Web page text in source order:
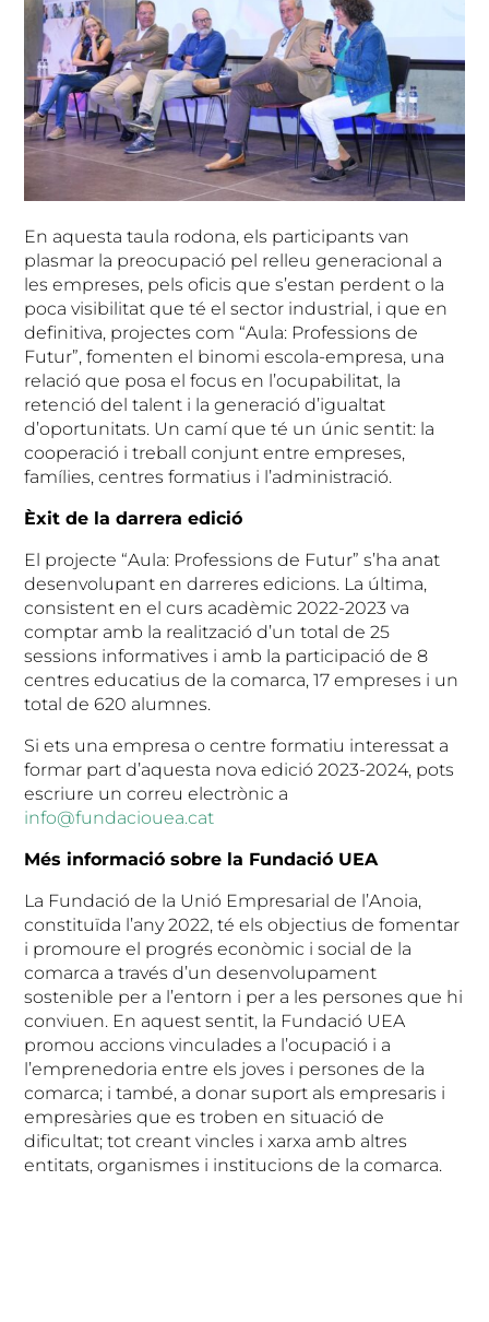
En aquesta taula rodona, els participants van
plasmar la preocupació pel relleu generacional a
les empreses, pels oficis que s’estan perdent o la
poca visibilitat que té el sector industrial, i que en
definitiva, projectes com “Aula: Professions de
Futur”, fomenten el binomi escola-empresa, una
relació que posa el focus en l’ocupabilitat, la
retenció del talent i la generació d’igualtat
d’oportunitats. Un camí que té un únic sentit: la
cooperació i treball conjunt entre empreses,
famílies, centres formatius i l’administració.
Èxit de la darrera edició
El projecte “Aula: Professions de Futur” s’ha anat
desenvolupant en darreres edicions. La última,
consistent en el curs acadèmic 2022-2023 va
comptar amb la realització d’un total de 25
sessions informatives i amb la participació de 8
centres educatius de la comarca, 17 empreses i un
total de 620 alumnes.
Si ets una empresa o centre formatiu interessat a
formar part d’aquesta nova edició 2023-2024, pots
escriure un correu electrònic a
info@fundaciouea.cat
Més informació sobre la Fundació UEA
La Fundació de la Unió Empresarial de l’Anoia,
constituïda l’any 2022, té els objectius de fomentar
i promoure el progrés econòmic i social de la
comarca a través d’un desenvolupament
sostenible per a l’entorn i per a les persones que hi
conviuen. En aquest sentit, la Fundació UEA
promou accions vinculades a l’ocupació i a
l’emprenedoria entre els joves i persones de la
comarca; i també, a donar suport als empresaris i
empresàries que es troben en situació de
dificultat; tot creant vincles i xarxa amb altres
entitats, organismes i institucions de la comarca.